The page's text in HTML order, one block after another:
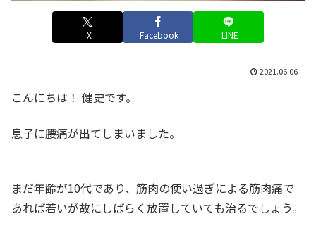
X Facebook LINE
2021.06.06
こんにちは！ 健史です。
息子に腰痛が出てしまいました。
まだ年齢が10代であり、筋肉の使い過ぎによる筋肉痛で
あれば若いが故にしばらく放置していても治るでしょう。